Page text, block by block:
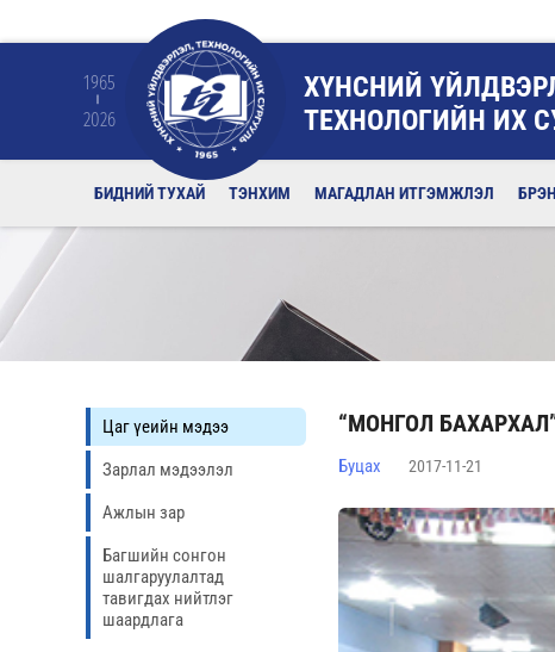
1965
2026
ХҮНСНИЙ
ТЕХНОЛОГИЙН ИХ
БИДНИЙ ТУХАЙ ТЭНХИМ МАГАДЛАН ИТГЭМЖЛЭЛ
Цаг үеийн мэдээ
Зарлал мэдээлэл
Ажлын зар
Багшийн сонгон
шалгаруулалтад
тавигдах нийтлэг
шаардлага
“МОНГОЛ
Буцах 2017-11-21